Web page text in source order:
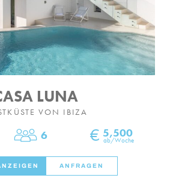
LUNA
VON IBIZA
Personen
6 € 5,500
ab/Woche
ANFRAGEN